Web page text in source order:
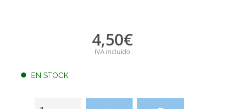
4,50€
IVA incluido
EN STOCK